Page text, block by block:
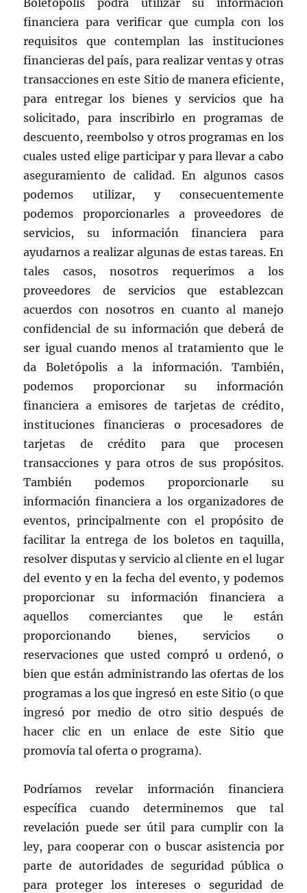
Boletópolis podrá utilizar su información
financiera para verificar que cumpla con los
requisitos que contemplan las instituciones
financieras del país, para realizar ventas y otras
transacciones en este Sitio de manera eficiente,
para entregar los bienes y servicios que ha
solicitado, para inscribirlo en programas de
descuento, reembolso y otros programas en los
cuales usted elige participar y para llevar a cabo
aseguramiento de calidad. En algunos casos
podemos utilizar, y consecuentemente
podemos proporcionarles a proveedores de
servicios, su información financiera para
ayudarnos a realizar algunas de estas tareas. En
tales casos, nosotros requerimos a los
proveedores de servicios que establezcan
acuerdos con nosotros en cuanto al manejo
confidencial de su información que deberá de
ser igual cuando menos al tratamiento que le
da Boletópolis a la información. También,
podemos proporcionar su información
financiera a emisores de tarjetas de crédito,
instituciones financieras o procesadores de
tarjetas de crédito para que procesen
transacciones y para otros de sus propósitos.
También podemos proporcionarle su
información financiera a los organizadores de
eventos, principalmente con el propósito de
facilitar la entrega de los boletos en taquilla,
resolver disputas y servicio al cliente en el lugar
del evento y en la fecha del evento, y podemos
proporcionar su información financiera a
aquellos comerciantes que le están
proporcionando bienes, servicios o
reservaciones que usted compró u ordenó, o
bien que están administrando las ofertas de los
programas a los que ingresó en este Sitio (o que
ingresó por medio de otro sitio después de
hacer clic en un enlace de este Sitio que
promovía tal oferta o programa).
Podríamos revelar información financiera
específica cuando determinemos que tal
revelación puede ser útil para cumplir con la
ley, para cooperar con o buscar asistencia por
parte de autoridades de seguridad pública o
para proteger los intereses o seguridad de